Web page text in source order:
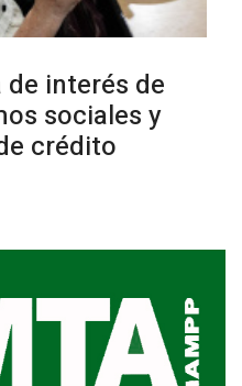
de